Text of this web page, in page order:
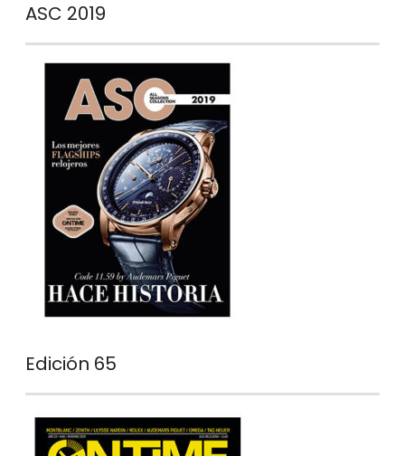
ASC 2019
Edición 65